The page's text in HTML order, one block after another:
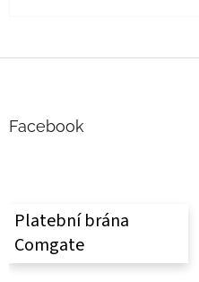
Facebook
Platební brána
Comgate